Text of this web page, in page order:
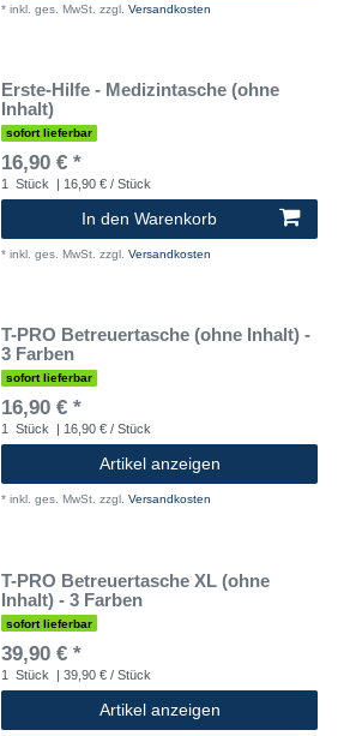
* inkl. ges. MwSt. zzgl. Versandkosten
Erste-Hilfe - Medizintasche (ohne
Inhalt)
sofort lieferbar
16,90 € *
1 Stück | 16,90 € / Stück
In den Warenkorb
* inkl. ges. MwSt. zzgl. Versandkosten
T-PRO Betreuertasche (ohne Inhalt) -
3 Farben
sofort lieferbar
16,90 € *
1 Stück | 16,90 € / Stück
Artikel anzeigen
* inkl. ges. MwSt. zzgl. Versandkosten
T-PRO Betreuertasche XL (ohne
Inhalt) - 3 Farben
sofort lieferbar
39,90 € *
1 Stück | 39,90 € / Stück
Artikel anzeigen